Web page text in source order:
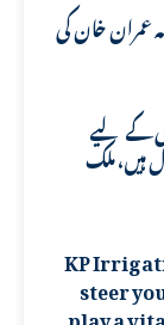
عمران خان کی
کے لیے
ہیں، ملک
KP
steer